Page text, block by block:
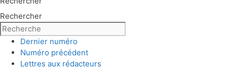
Rechercher
Dernier numéro
Numéro précédent
Lettres aux rédacteurs